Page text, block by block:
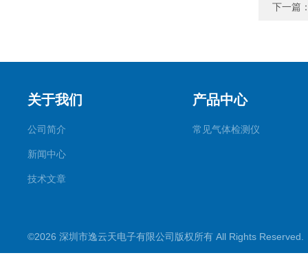
下一篇
关于我们
公司简介
新闻中心
技术文章
产品中心
常见气体检测仪
©2026 深圳市逸云天电子有限公司版权所有 All Rights